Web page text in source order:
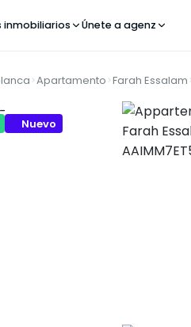
inmobiliarios Únete a agenz
Apartamento Farah Essalam
Nuevo